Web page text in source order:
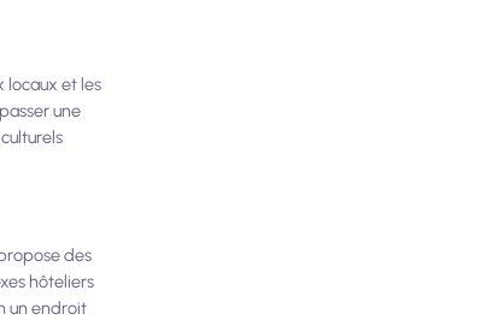
locaux et les
une
des
hôteliers
un endroit